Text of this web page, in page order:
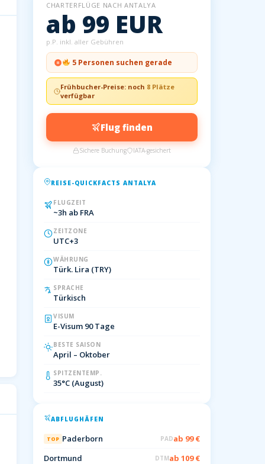
CHARTERFLÜGE NACH ANTALYA
ab 99 EUR
p.P. inkl. aller Gebühren
5 Personen suchen gerade
Frühbucher-Preise: noch 8 Plätze
verfügbar
Flug finden
Sichere Buchung IATA-gesichert
REISE-QUICKFACTS ANTALYA
FLUGZEIT
~3h ab FRA
ZEITZONE
UTC+3
WÄHRUNG
Türk. Lira (TRY)
SPRACHE
Türkisch
VISUM
E-Visum 90 Tage
BESTE SAISON
April – Oktober
SPITZENTEMP.
35°C (August)
ABFLUGHÄFEN
TOP Paderborn PADab 99 €
Dortmund
DTMab 109 €